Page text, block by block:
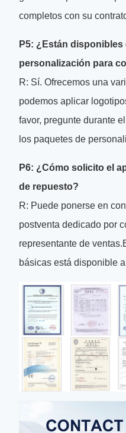
completos con su
P5: ¿Están
personalización para
R: Sí. Ofrecemos una
podemos aplicar
favor, pregunte durante
los paquetes de
P6: ¿Cómo solicito el
de repuesto?
R: Puede ponerse en
postventa dedicado por
representante de
básicas está disponible